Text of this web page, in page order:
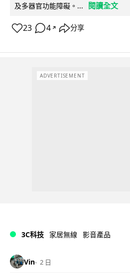
及多器官功能障礙。...
閱讀全文
23 4 ↗ 分享
ADVERTISEMENT
3C科技 家居無線 影音產品
Vin 2 日